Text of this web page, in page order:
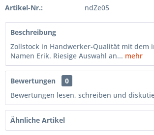
Artikel-Nr.: ndZe05
Beschreibung
Zollstock in Handwerker-Qualität mit dem
Namen Erik. Riesige Auswahl an... mehr
Bewertungen
0
Bewertungen lesen, schreiben und
Ähnliche Artikel